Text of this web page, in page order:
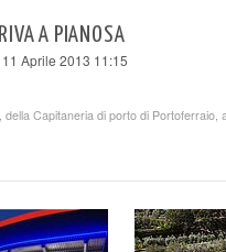
A PIANOSA
Aprile 2013 11:15
Capitaneria di porto di Portoferraio,